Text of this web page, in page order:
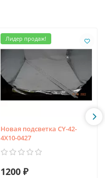
Лидер продаж!
Новая подсветка CY-42-
4X10-0427
1200 ₽